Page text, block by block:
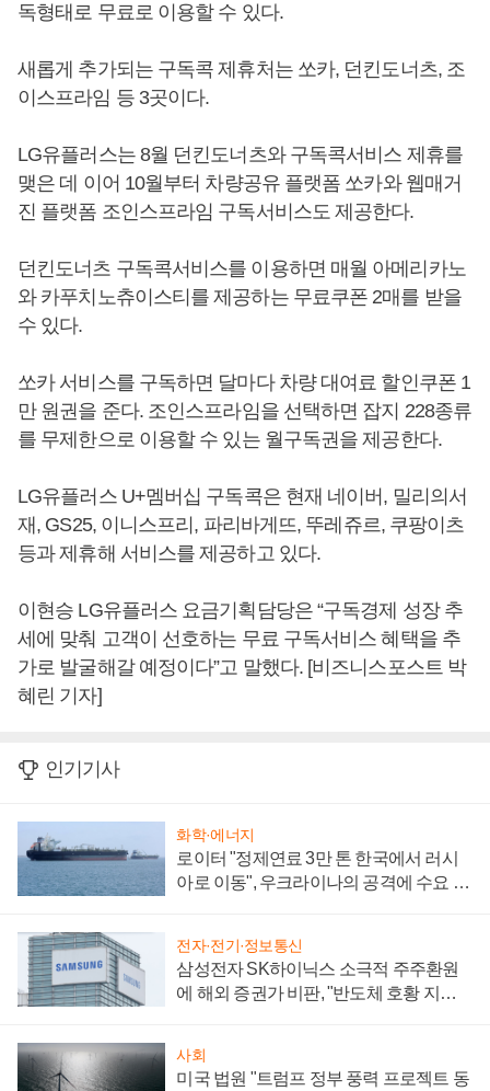
독형태로 무료로 이용할 수 있다.
새롭게 추가되는 구독콕 제휴처는 쏘카, 던킨도너츠, 조
이스프라임 등 3곳이다.
LG유플러스는 8월 던킨도너츠와 구독콕서비스 제휴를
맺은 데 이어 10월부터 차량공유 플랫폼 쏘카와 웹매거
진 플랫폼 조인스프라임 구독서비스도 제공한다.
던킨도너츠 구독콕서비스를 이용하면 매월 아메리카노
와 카푸치노츄이스티를 제공하는 무료쿠폰 2매를 받을
수 있다.
쏘카 서비스를 구독하면 달마다 차량 대여료 할인쿠폰 1
만 원권을 준다. 조인스프라임을 선택하면 잡지 228종류
를 무제한으로 이용할 수 있는 월구독권을 제공한다.
LG유플러스 U+멤버십 구독콕은 현재 네이버, 밀리의서
재, GS25, 이니스프리, 파리바게뜨, 뚜레쥬르, 쿠팡이츠
등과 제휴해 서비스를 제공하고 있다.
이현승 LG유플러스 요금기획담당은 “구독경제 성장 추
세에 맞춰 고객이 선호하는 무료 구독서비스 혜택을 추
가로 발굴해갈 예정이다”고 말했다. [비즈니스포스트 박
혜린 기자]
인기기사
화학·에너지
로이터 "정제연료 3만 톤 한국에서 러시
아로 이동", 우크라이나의 공격에 수요 늘
전자·전기·정보통신
삼성전자 SK하이닉스 소극적 주주환원
에 해외 증권가 비판, "반도체 호황 지속
사회
미국 법원 "트럼프 정부 풍력 프로젝트 동